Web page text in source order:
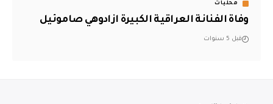
محليات
وفاة الفنانة العراقية الكبيرة ازادوهي صاموئيل
قبل 5 سنوات